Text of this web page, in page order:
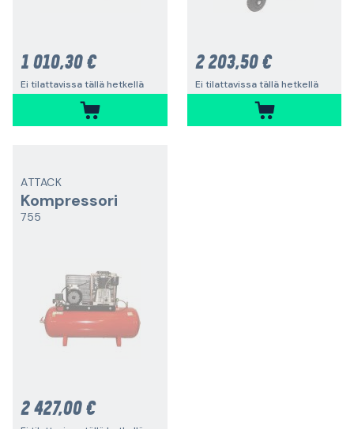
1 010,30 €
Ei tilattavissa tällä hetkellä
2 203,50 €
Ei tilattavissa tällä hetkellä
ATTACK
Kompressori
755
2 427,00 €